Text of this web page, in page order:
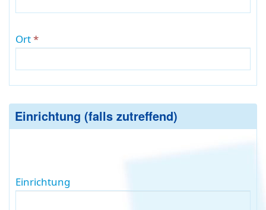
Ort
Einrichtung (falls zutreffend)
Einrichtung